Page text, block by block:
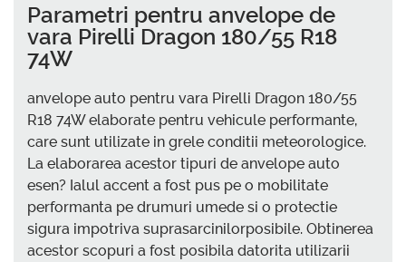
Parametri pentru anvelope de
vara Pirelli Dragon 180/55 R18
74W
anvelope auto pentru vara Pirelli Dragon 180/55
R18 74W elaborate pentru vehicule performante,
care sunt utilizate in grele conditii meteorologice.
La elaborarea acestor tipuri de anvelope auto
esen? Ialul accent a fost pus pe o mobilitate
performanta pe drumuri umede si o protectie
sigura impotriva suprasarcinilorposibile. Obtinerea
acestor scopuri a fost posibila datorita utilizarii